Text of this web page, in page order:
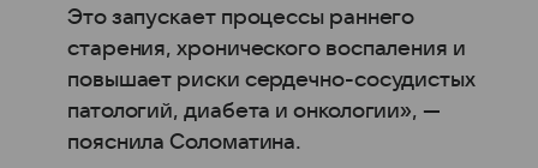
Это запускает процессы раннего
старения, хронического воспаления и
повышает риски сердечно-сосудистых
патологий, диабета и онкологии», —
пояснила Соломатина.